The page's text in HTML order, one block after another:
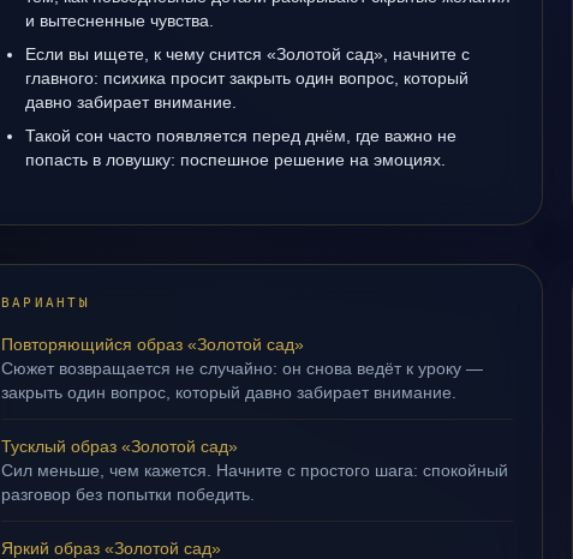
и вытесненные чувства.
Если вы ищете, к чему снится «Золотой сад», начните с
главного: психика просит закрыть один вопрос, который
давно забирает внимание.
Такой сон часто появляется перед днём, где важно не
попасть в ловушку: поспешное решение на эмоциях.
ВАРИАНТЫ
Повторяющийся образ «Золотой сад»
Сюжет возвращается не случайно: он снова ведёт к уроку —
закрыть один вопрос, который давно забирает внимание.
Тусклый образ «Золотой сад»
Сил меньше, чем кажется. Начните с простого шага: спокойный
разговор без попытки победить.
Яркий образ «Золотой сад»